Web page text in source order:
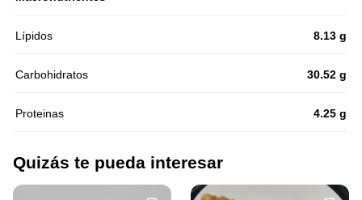
Lípidos 8.13 g
Carbohidratos 30.52 g
Proteinas 4.25 g
Quizás te pueda interesar